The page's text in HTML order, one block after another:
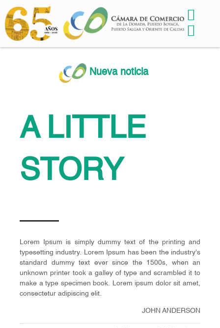
Nueva noticia
A LITTLE
STORY
Lorem Ipsum is simply dummy text of the printing and
typesetting industry. Lorem Ipsum has been the industry's
standard dummy text ever since the 1500s, when an
unknown printer took a galley of type and scrambled it to
make a type specimen book. Lorem ipsum dolor sit amet,
consectetur adipiscing elit.
JOHN ANDERSON